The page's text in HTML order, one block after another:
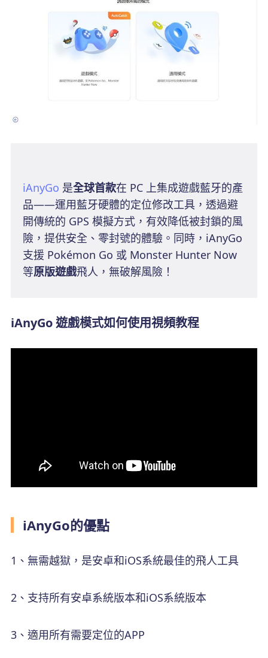
iAnyGo 是全球首款在 PC 上集成遊戲藍牙的產
品——運用藍牙硬體的定位修改工具，透過避
開傳統的 GPS 模擬方式，有效降低被封鎖的風
險，提供安全、零封號的體驗。同時，iAnyGo
支援 Pokémon Go 或 Monster Hunter Now
等原版遊戲飛人，無破解風險！
iAnyGo 遊戲模式如何使用視頻教程
iAnyGo的優點
1、無需越獄，是安卓和iOS系統最佳的飛人工具
2、支持所有安卓系統版本和iOS系統版本
3、適用所有需要定位的APP